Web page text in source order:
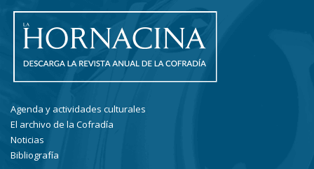
Agenda y actividades culturales
El archivo de la Cofradía
Noticias
Bibliografía